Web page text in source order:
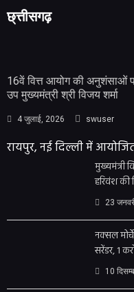
छ्त्तीसगढ़
16वें वित्त आयोग की अनुशंसाओं
उप मुख्यमंत्री श्री विजय शर्मा
4 जुलाई, 2026 swuser
रायपुर, नई दिल्ली में
मुख्यमंत्री
हरिवंश की
23
नक्सल
सरेंडर, 1
10